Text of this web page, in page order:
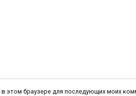
этом браузере для последующих моих